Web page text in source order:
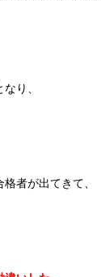
り、
者が出てきて、